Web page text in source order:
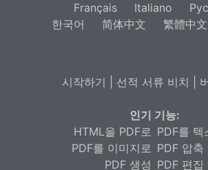
Français
Italiano
한국어
简体中文 繁體中文
시작하기 선적 서류 비치
인기 기능:
HTML을 PDF로
PDF를 이미지로
PDF 생성
PDF를 텍
PDF 압축
PDF 편집